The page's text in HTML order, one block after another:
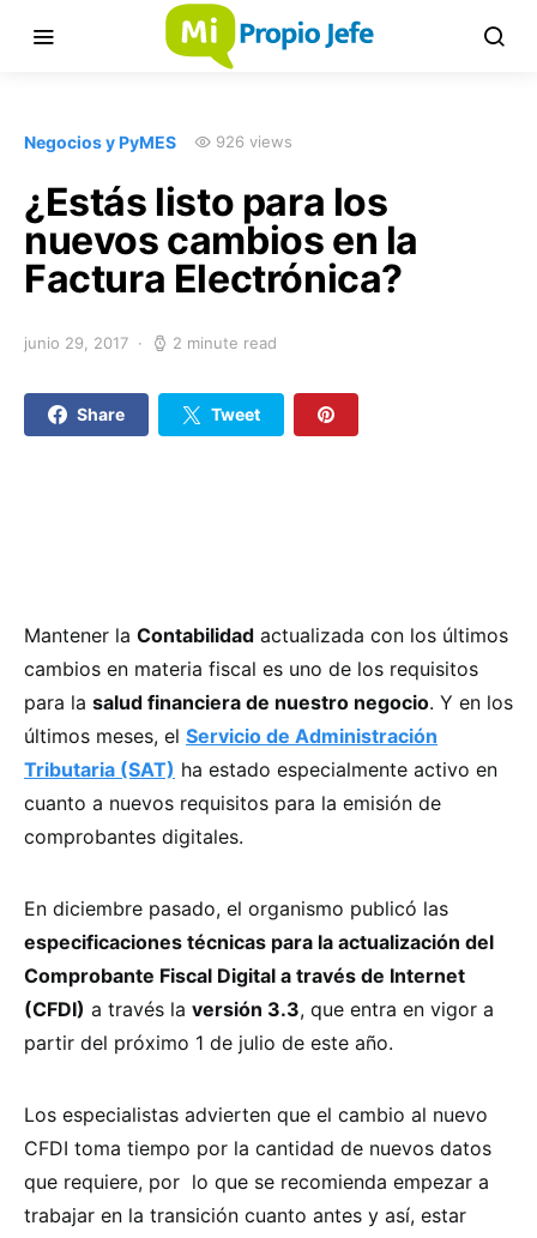
Negocios y PyMES 926 views
¿Estás listo para los
nuevos cambios en la
Factura Electrónica?
junio 29, 2017 2 minute read
Share Tweet
Mantener la Contabilidad actualizada con los últimos
cambios en materia fiscal es uno de los requisitos
para la salud financiera de nuestro negocio. Y en los
últimos meses, el Servicio de Administración
Tributaria (SAT) ha estado especialmente activo en
cuanto a nuevos requisitos para la emisión de
comprobantes digitales.
En diciembre pasado, el organismo publicó las
especificaciones técnicas para la actualización del
Comprobante Fiscal Digital a través de Internet
(CFDI) a través la versión 3.3, que entra en vigor a
partir del próximo 1 de julio de este año.
Los especialistas advierten que el cambio al nuevo
CFDI toma tiempo por la cantidad de nuevos datos
que requiere, por lo que se recomienda empezar a
trabajar en la transición cuanto antes y así, estar